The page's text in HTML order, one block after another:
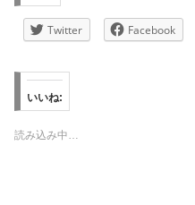
Twitter Facebook
いいね:
読み込み中…